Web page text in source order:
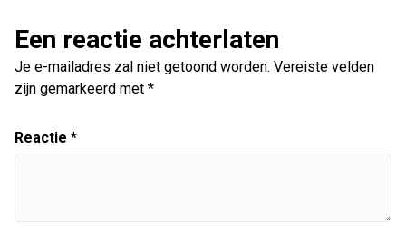
Een reactie achterlaten
Je e-mailadres zal niet getoond worden. Vereiste velden
zijn gemarkeerd met *
Reactie *